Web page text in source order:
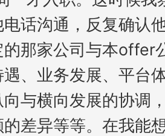
话沟通，反复确认
的那家公司与本offer
、业务发展、平台
与横向发展的协调
差异等等。在我能